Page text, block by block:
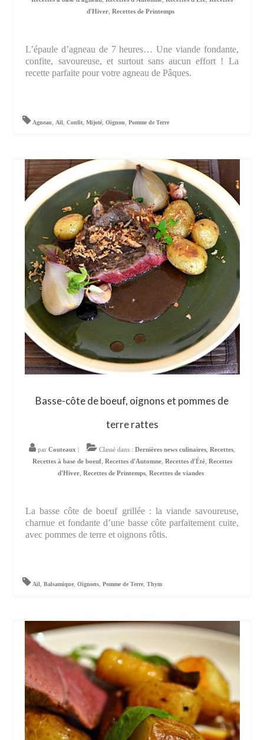
d'Hiver Recettes de Printemps
L’épaule d’agneau de 7 heures… Une viande fondante,
confite, savoureuse, et surtout sans aucun effort ! La
recette parfaite pour votre agneau de Pâques.
Agneau,Ail,Confit,Mijoté,Oignon,Pomme de Terre
Basse-côte de boeuf, oignons et pommes de
terre rattes
par Couteaux Classé dans : Dernières news culinaires Recettes
Recettes à base de boeuf, Recettes d'Automne, Recettes d'Été, Recettes
d'Hiver, Recettes de Printemps, Recettes de viandes
La basse côte de boeuf grillée : la viande savoureuse,
charnue et fondante d’une basse côte parfaitement cuite,
avec pommes de terre et oignons rôtis.
Ail,Balsamique,Oignons,Pomme de Terre,Thym